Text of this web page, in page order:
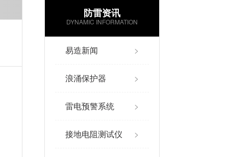
雷电记录仪 智能防雷系统
防雷资讯
DYNAMIC INFORMATION
易造新闻 >
浪涌保护器 >
雷电预警系统 >
接地电阻测试仪 >